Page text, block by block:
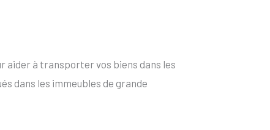
aider à transporter vos biens dans les
dans les immeubles de grande